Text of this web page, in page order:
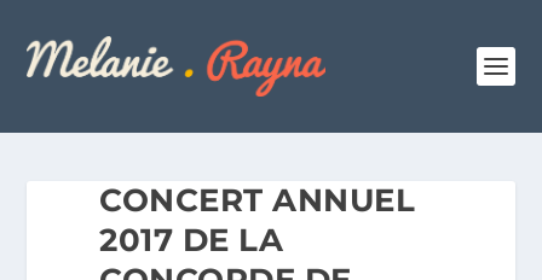
CONCERT ANNUEL
2017 DE LA